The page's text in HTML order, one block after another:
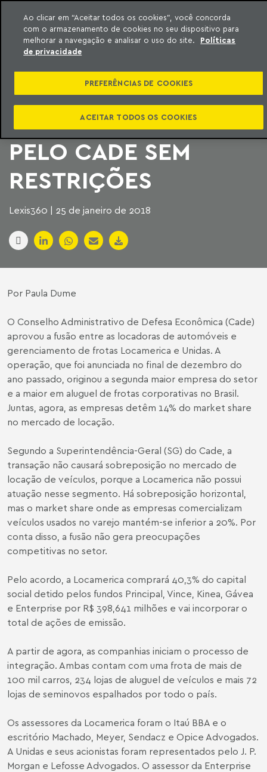
o conteúdo
Machado Meyer
FUSÃO ENTRE
LOCAMERICA E
UNIDAS É APROVADA
PELO CADE SEM
RESTRIÇÕES
Lexis360 | 25 de janeiro de 2018
Por Paula Dume
O Conselho Administrativo de Defesa Econômica (Cade)
aprovou a fusão entre as locadoras de automóveis e
gerenciamento de frotas Locamerica e Unidas. A
operação, que foi anunciada no final de dezembro do
ano passado, originou a segunda maior empresa do setor
e a maior em aluguel de frotas corporativas no Brasil.
Juntas, agora, as empresas detêm 14% do market share
no mercado de locação.
Segundo a Superintendência-Geral (SG) do Cade, a
transação não causará sobreposição no mercado de
locação de veículos, porque a Locamerica não possui
atuação nesse segmento. Há sobreposição horizontal,
mas o market share onde as empresas comercializam
veículos usados no varejo mantém-se inferior a 20%. Por
conta disso, a fusão não gera preocupações
competitivas no setor.
Pelo acordo, a Locamerica comprará 40,3% do capital
social detido pelos fundos Principal, Vince, Kinea, Gávea
e Enterprise por R$ 398,641 milhões e vai incorporar o
total de ações de emissão.
A partir de agora, as companhias iniciam o processo de
integração. Ambas contam com uma frota de mais de
100 mil carros, 234 lojas de aluguel de veículos e mais 72
lojas de seminovos espalhados por todo o país.
Os assessores da Locamerica foram o Itaú BBA e o
escritório Machado, Meyer, Sendacz e Opice Advogados.
A Unidas e seus acionistas foram representados pelo J. P.
Morgan e Lefosse Advogados. O assessor da Enterprise
Ao clicar em “Aceitar todos os cookies”, você concorda
com o armazenamento de cookies no seu dispositivo para
melhorar a navegação e analisar o uso do site.
Políticas
de privacidade
PREFERÊNCIAS DE COOKIES
ACEITAR TODOS OS COOKIES